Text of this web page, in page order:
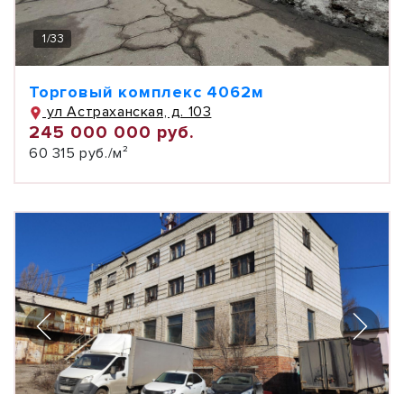
1/33
Торговый комплекс 4062м
ул Астраханская, д. 103
245 000 000 руб.
60 315 руб./м²